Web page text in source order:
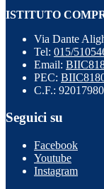
ISTITUTO
Via Dante
Tel: 015/
Email:
PEC:
C.F.:
Seguici su
Facebook
Youtube
Instagram